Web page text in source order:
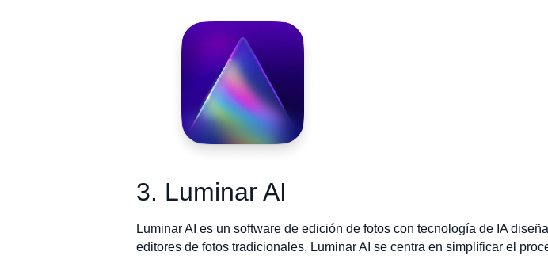
3. Luminar AI
Luminar AI es un software de edición de fotos con tecnología de IA
editores de fotos tradicionales, Luminar AI se centra en simplificar el